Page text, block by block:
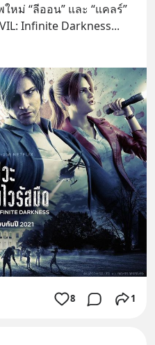
หม่ “ลีออน” และ “แคลร์”
Infinite Darkness...
8 1